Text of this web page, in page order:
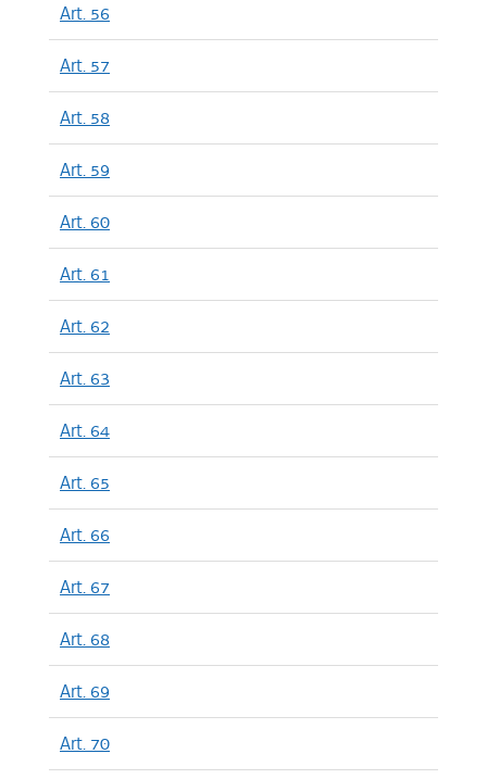
Art. 56
Art. 57
Art. 58
Art. 59
Art. 60
Art. 61
Art. 62
Art. 63
Art. 64
Art. 65
Art. 66
Art. 67
Art. 68
Art. 69
Art. 70